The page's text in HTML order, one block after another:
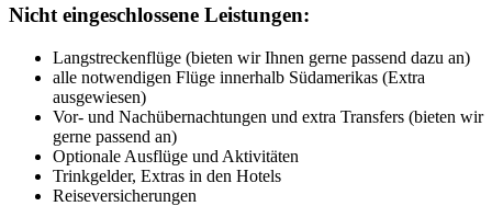
Nicht eingeschlossene Leistungen:
Langstreckenflüge (bieten wir Ihnen gerne passend dazu an)
alle notwendigen Flüge innerhalb Südamerikas (Extra
ausgewiesen)
Vor- und Nachübernachtungen und extra Transfers (bieten wir
gerne passend an)
Optionale Ausflüge und Aktivitäten
Trinkgelder, Extras in den Hotels
Reiseversicherungen